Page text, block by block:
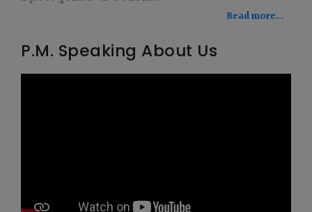
Read more...
P.M. Speaking About Us